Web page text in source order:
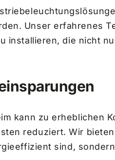
Unser erfahrenes
installieren, die nicht
kann zu erheblichen
reduziert. Wir
sind,